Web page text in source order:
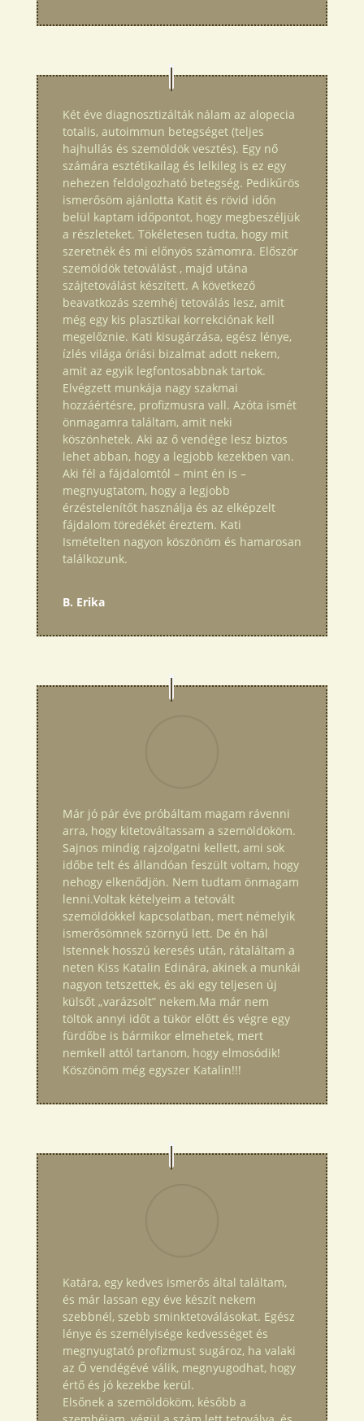
Két éve diagnosztizálták nálam az alopecia
totalis, autoimmun betegséget (teljes
hajhullás és szemöldök vesztés). Egy nő
számára esztétikailag és lelkileg is ez egy
nehezen feldolgozható betegség. Pedikűrös
ismerősöm ajánlotta Katit és rövid időn
belül kaptam időpontot, hogy megbeszéljük
a részleteket. Tökéletesen tudta, hogy mit
szeretnék és mi előnyös számomra. Először
szemöldök tetoválást , majd utána
szájtetoválást készített. A következő
beavatkozás szemhéj tetoválás lesz, amit
még egy kis plasztikai korrekciónak kell
megelőznie. Kati kisugárzása, egész lénye,
ízlés világa óriási bizalmat adott nekem,
amit az egyik legfontosabbnak tartok.
Elvégzett munkája nagy szakmai
hozzáértésre, profizmusra vall. Azóta ismét
önmagamra találtam, amit neki
köszönhetek. Aki az ő vendége lesz biztos
lehet abban, hogy a legjobb kezekben van.
Aki fél a fájdalomtól – mint én is –
megnyugtatom, hogy a legjobb
érzéstelenítőt használja és az elképzelt
fájdalom töredékét éreztem. Kati
Ismételten nagyon köszönöm és hamarosan
találkozunk.
B. Erika
Már jó pár éve próbáltam magam rávenni
arra, hogy kitetováltassam a szemöldököm.
Sajnos mindig rajzolgatni kellett, ami sok
időbe telt és állandóan feszült voltam, hogy
nehogy elkenődjön. Nem tudtam önmagam
lenni.Voltak kételyeim a tetovált
szemöldökkel kapcsolatban, mert némelyik
ismerősömnek szörnyű lett. De én hál
Istennek hosszú keresés után, rátaláltam a
neten Kiss Katalin Edinára, akinek a munkái
nagyon tetszettek, és aki egy teljesen új
külsőt „varázsolt” nekem.Ma már nem
töltök annyi időt a tükör előtt és végre egy
fürdőbe is bármikor elmehetek, mert
nemkell attól tartanom, hogy elmosódik!
Köszönöm még egyszer Katalin!!!
Katára, egy kedves ismerős által találtam,
és már lassan egy éve készít nekem
szebbnél, szebb sminktetoválásokat. Egész
lénye és személyisége kedvességet és
megnyugtató profizmust sugároz, ha valaki
az Ő vendégévé válik, megnyugodhat, hogy
értő és jó kezekbe kerül.
Elsőnek a szemöldököm, később a